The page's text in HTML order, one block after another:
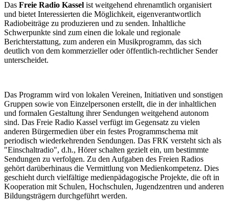
Das Freie Radio Kassel ist weitgehend ehrenamtlich organisiert
und bietet Interessierten die Möglichkeit, eigenverantwortlich
Radiobeiträge zu produzieren und zu senden. Inhaltliche
Schwerpunkte sind zum einen die lokale und regionale
Berichterstattung, zum anderen ein Musikprogramm, das sich
deutlich von dem kommerzieller oder öffentlich-rechtlicher Sender
unterscheidet.
Das Programm wird von lokalen Vereinen, Initiativen und sonstigen
Gruppen sowie von Einzelpersonen erstellt, die in der inhaltlichen
und formalen Gestaltung ihrer Sendungen weitgehend autonom
sind. Das Freie Radio Kassel verfügt im Gegensatz zu vielen
anderen Bürgermedien über ein festes Programmschema mit
periodisch wiederkehrenden Sendungen. Das FRK versteht sich als
"Einschaltradio", d.h., Hörer schalten gezielt ein, um bestimmte
Sendungen zu verfolgen. Zu den Aufgaben des Freien Radios
gehört darüberhinaus die Vermittlung von Medienkompetenz. Dies
geschieht durch vielfältige medienpädagogische Projekte, die oft in
Kooperation mit Schulen, Hochschulen, Jugendzentren und anderen
Bildungsträgern durchgeführt werden.